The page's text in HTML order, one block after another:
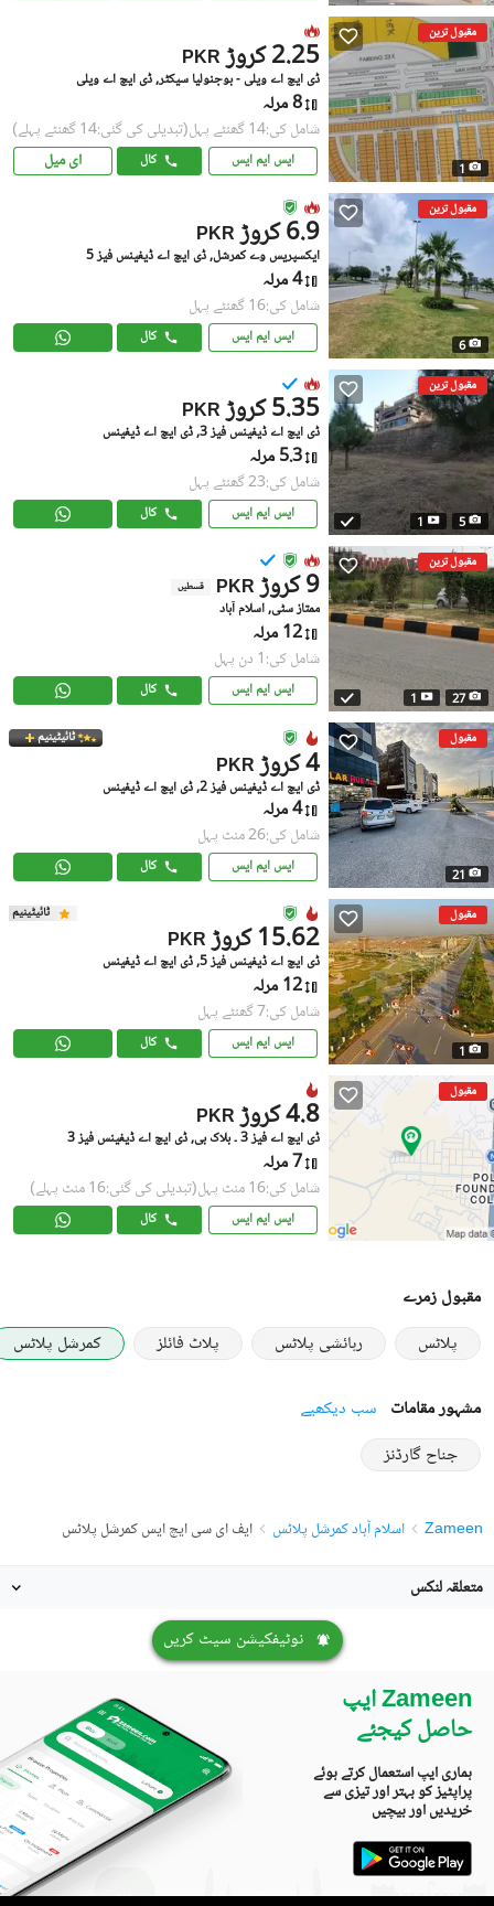
مقبول ترین
1
PKR 2.25 کروڑ
ڈی ایچ اے ویلی - بوجنولیا سیکٹر, ڈی ایچ اے ویلی
8 مرلہ
شامل کی:14 گھنٹے پہل (تبدیلی کی گئی:14 گھنٹے پہلے)
ایس ایم ایس کال ای میل
مقبول ترین
6
PKR 6.9 کروڑ
ایکسپریس وے کمرشل, ڈی ایچ اے ڈیفینس فیز 5
4 مرلہ
شامل کی:16 گھنٹے پہل
ایس ایم ایس کال
مقبول ترین
5
1
PKR 5.35 کروڑ
ڈی ایچ اے ڈیفینس فیز 3, ڈی ایچ اے ڈیفینس
5.3 مرلہ
شامل کی:23 گھنٹے پہل
ایس ایم ایس کال
مقبول ترین
27
1
PKR 9 کروڑ قسطیں
ممتاز سٹی, اسلام آباد
12 مرلہ
شامل کی:1 دن پہل
ایس ایم ایس کال
مقبول
21
ٹائیٹینیم
PKR 4 کروڑ
ڈی ایچ اے ڈیفینس فیز 2, ڈی ایچ اے ڈیفینس
4 مرلہ
شامل کی:26 منٹ پہل
ایس ایم ایس کال
مقبول
1
ٹائیٹینیم
PKR 15.62 کروڑ
ڈی ایچ اے ڈیفینس فیز 5, ڈی ایچ اے ڈیفینس
12 مرلہ
شامل کی:7 گھنٹے پہل
ایس ایم ایس کال
مقبول
PKR 4.8 کروڑ
ڈی ایچ اے فیز 3 ۔ بلاک بی, ڈی ایچ اے ڈیفینس فیز 3
7 مرلہ
شامل کی:16 منٹ پہل (تبدیلی کی گئی:16 منٹ پہلے)
ایس ایم ایس کال
مقبول زمرے
پلاٹس
رہائشی پلاٹس پلاٹ فائلز کمرشل پلاٹس
مشہور مقامات سب دیکھیے
جناح گارڈنز
Zameen اسلام آباد کمرشل پلاٹس ایف ای سی ایچ ایس کمرشل پلاٹس
متعلقہ لنکس
نوٹیفکیشن سیٹ کریں
Zameen ایپ
حاصل کیجئے
ہماری ایپ استعمال کرتے ہوئے
پراپٹیز کو بہتر اور تیزی سے
خریدیں اور بیچیں